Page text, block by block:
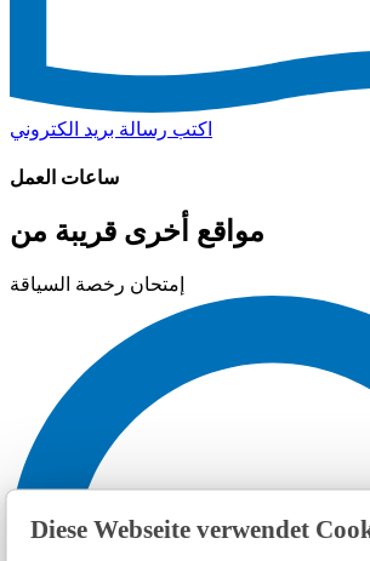
Diese Webseite verwendet
اكتب رسالة بريد الكتروني
ساعات العمل
مواقع أخرى قريبة من
إمتحان رخصة السياقة